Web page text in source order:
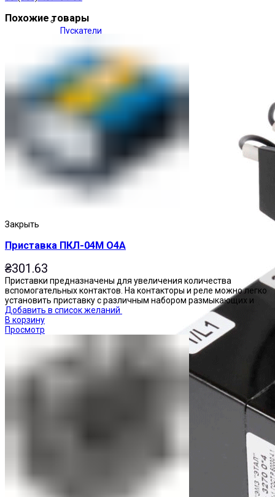
Пускатели
Похожие товары
Закрыть
Приставка ПКЛ-04М О4А
₴301.63
Приставки предназначены для увеличения количества
вспомогательных контактов. На контакторы и реле можно легко
установить приставку с различным набором размыкающих и
Добавить в список желаний
В корзину
Просмотр